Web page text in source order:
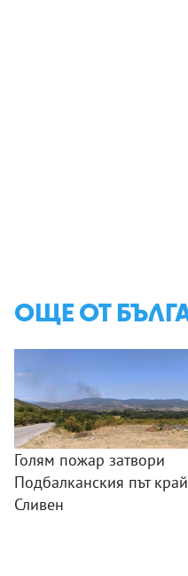
ОЩЕ ОТ
Голям пожар затвори
Подбалканския път край
Сливен